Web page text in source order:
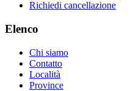
Richiedi cancellazione
Elenco
Chi siamo
Contatto
Località
Province